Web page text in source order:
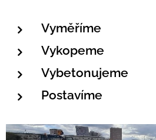
Vyměříme
Vykopeme
Vybetonujeme
Postavíme